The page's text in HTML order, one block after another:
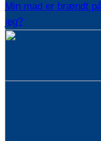
Min mad er brændt
jeg?